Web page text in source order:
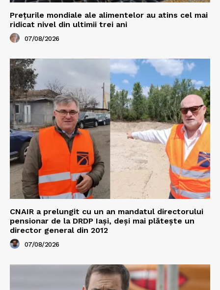
Prețurile mondiale ale alimentelor au atins cel mai
ridicat nivel din ultimii trei ani
07/08/2026
CNAIR a prelungit cu un an mandatul directorului
pensionar de la DRDP Iași, deși mai plătește un
director general din 2012
07/08/2026